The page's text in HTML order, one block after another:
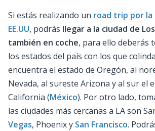
Si estás realizando un road trip por
EE.UU, podrás llegar a la ciudad de
también en coche, para ello deberás
los estados del país con los que
encuentra el estado de Oregón, al
Nevada, al sureste Arizona y al sur el
California (México). Por otro lado,
las ciudades más cercanas a LA son
Vegas, Phoenix y San Francisco.